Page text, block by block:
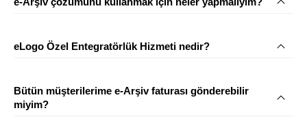
eLogo Özel Entegratörlük Hizmeti nedir?
Bütün müşterilerime e-Arşiv faturası gönderebilir
miyim?